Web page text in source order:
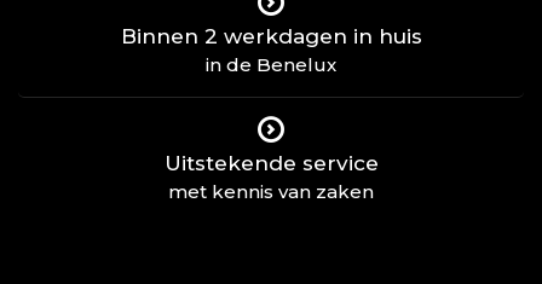
Binnen 2 werkdagen in huis
in de Benelux
Uitstekende service
met kennis van zaken